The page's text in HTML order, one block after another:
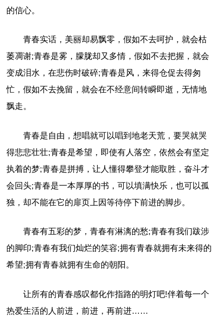
的信心。
青春实话，美丽却易飘零，假如不去呵护，就会枯
萎凋谢;青春是雾，朦胧却又多情，假如不去把握，就会
变成泪水，在悲伤时破碎;青春是风，来得仓促去得匆
忙，假如不去挽留，就会在不经意间转瞬即逝，无情地
飘走。
青春是自由，想唱就可以唱到地老天荒，要哭就哭
得悲悲壮壮;青春是希望，即使有人落空，依然会有坚定
执着的梦;青春是拼搏，让人懂得攀登才能取胜，奋斗才
会回头;青春是一本厚厚的书，可以填满快乐，也可以孤
独，却不能在它的扉页上因等待停下前进的脚步。
青春有五彩的梦，青春有淋漓的愁;青春有我们跋涉
的脚印;青春有我们灿烂的笑容;拥有青春就拥有未来得的
希望;拥有青春就拥有生命的朝阳。
让所有的青春感叹都化作指路的明灯吧!伴着每一个
热爱生活的人前进，前进，再前进……